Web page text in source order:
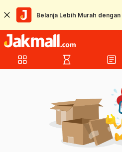
Belanja Lebih Murah dengan
grid_view hourglass_empty article